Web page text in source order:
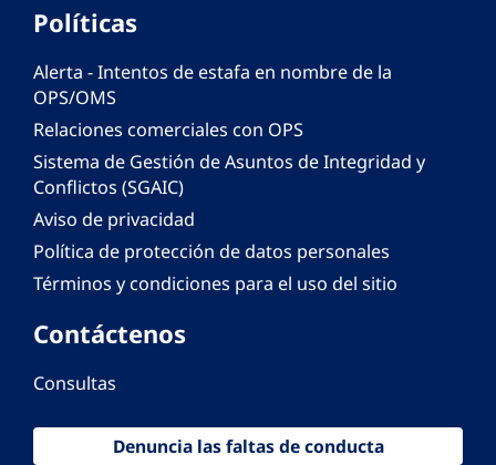
Políticas
Alerta - Intentos de estafa en nombre de la
OPS/OMS
Relaciones comerciales con OPS
Sistema de Gestión de Asuntos de Integridad y
Conflictos (SGAIC)
Aviso de privacidad
Política de protección de datos personales
Términos y condiciones para el uso del sitio
Contáctenos
Consultas
Denuncia las faltas de conducta